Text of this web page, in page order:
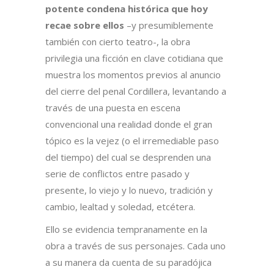
potente condena histórica que hoy
recae sobre ellos –y presumiblemente
también con cierto teatro-, la obra
privilegia una ficción en clave cotidiana que
muestra los momentos previos al anuncio
del cierre del penal Cordillera, levantando a
través de una puesta en escena
convencional una realidad donde el gran
tópico es la vejez (o el irremediable paso
del tiempo) del cual se desprenden una
serie de conflictos entre pasado y
presente, lo viejo y lo nuevo, tradición y
cambio, lealtad y soledad, etcétera.
Ello se evidencia tempranamente en la
obra a través de sus personajes. Cada uno
a su manera da cuenta de su paradójica